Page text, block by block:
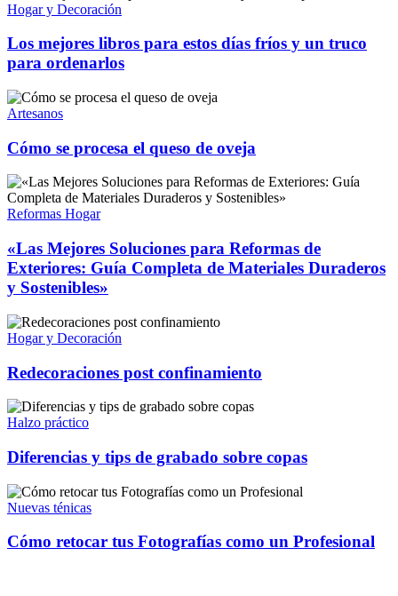
Hogar y Decoración
Los mejores libros para estos días fríos y un truco
para ordenarlos
Artesanos
Cómo se procesa el queso de oveja
Reformas Hogar
«Las Mejores Soluciones para Reformas de
Exteriores: Guía Completa de Materiales Duraderos
y Sostenibles»
Hogar y Decoración
Redecoraciones post confinamiento
Halzo práctico
Diferencias y tips de grabado sobre copas
Nuevas ténicas
Cómo retocar tus Fotografías como un Profesional